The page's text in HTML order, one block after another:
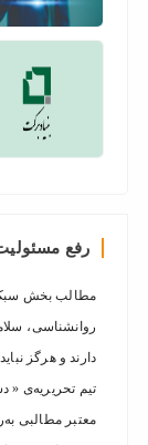
رفع
مطالب بخش سبک
روانشناسی،
دارند و هرگز
تیم تحریریه‌ی «
معتبر مطالبی